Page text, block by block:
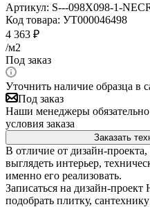
Артикул: S---098X098-1-
Код товара: УТ000046498
4 363 ₽
/м2
Под заказ
Уточнить наличие образца в
Под заказ
Наши менеджеры
условия заказа
Заказать
В отличие от дизайн-
выглядеть интерьер,
именно его реализовать.
Записаться на дизайн-проект
подобрать плитку,